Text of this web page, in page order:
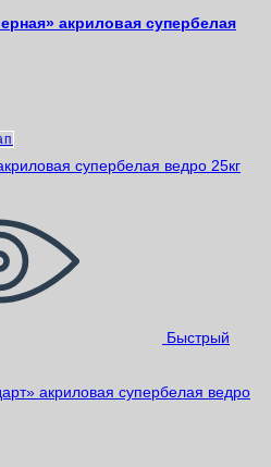
акриловая супербелая
Быстрый